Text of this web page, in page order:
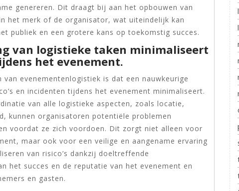
genereren. Dit draagt bij aan het opbouwen van
het merk of de organisator, wat uiteindelijk kan
publiek en een grotere kans op toekomstig succes.
van logistieke taken minimaliseert
het evenement.
evenementenlogistiek is dat een nauwkeurige
en incidenten tijdens het evenement minimaliseert.
van alle logistieke aspecten, zoals locatie,
kunnen organisatoren potentiële problemen
voordat ze zich voordoen. Dit zorgt niet alleen voor
maar ook voor een veilige en aangename ervaring
van risico’s dankzij doeltreffende
het succes en de reputatie van het evenement en
en gasten.